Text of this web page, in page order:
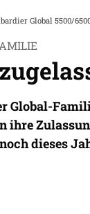
Global 5500/
Global-
ihre
dieses